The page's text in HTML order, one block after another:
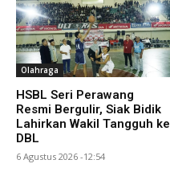
Olahraga
HSBL Seri Perawang
Resmi Bergulir, Siak Bidik
Lahirkan Wakil Tangguh ke
DBL
6 Agustus 2026 -12:54